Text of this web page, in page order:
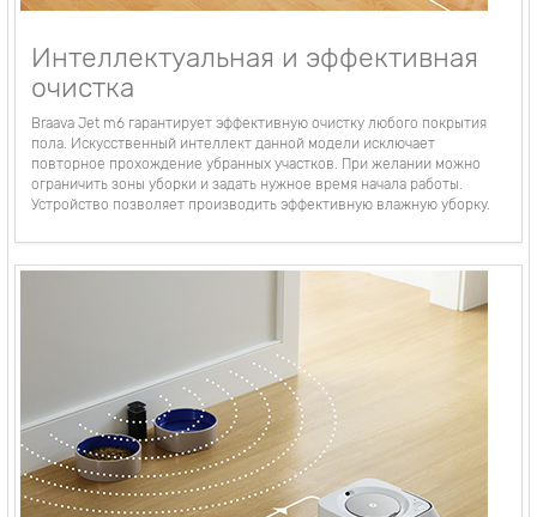
Интеллектуальная и эффективная
очистка
Braava Jet m6 гарантирует эффективную очистку любого покрытия
пола. Искусственный интеллект данной модели исключает
повторное прохождение убранных участков. При желании можно
ограничить зоны уборки и задать нужное время начала работы.
Устройство позволяет производить эффективную влажную уборку.